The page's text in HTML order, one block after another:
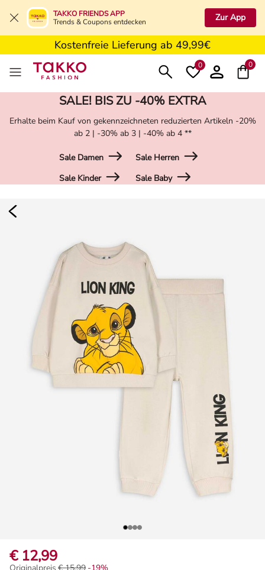
TAKKO FRIENDS APP
Trends & Coupons entdecken
Zur App
5€ Gutschein nach Registrierung*
Kostenfreie Retoure in der Filiale
Kostenfreie Lieferung ab 49,99€
5€ Gutschein nach Registrierung*
0 0
SALE! BIS ZU -40% EXTRA
Erhalte beim Kauf von gekennzeichneten reduzierten Artikeln -20%
ab 2 | -30% ab 3 | -40% ab 4 **
Sale Damen
Sale Herren
Sale Kinder
Sale Baby
€ 12,99